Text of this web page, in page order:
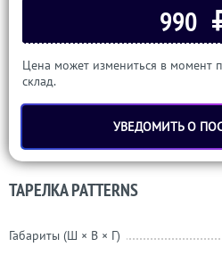
990
Цена может измениться в момент
склад.
УВЕДОМИТЬ О
ТАРЕЛКА PATTERNS
Габариты (Ш × В × Г)